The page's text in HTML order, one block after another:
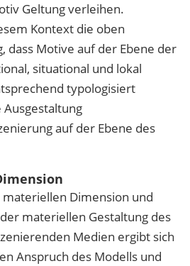
Geltung verleihen.
Kontext die oben
dass Motive auf der Ebene der
situational und lokal
typologisiert
auf der Ebene des
materiellen Dimension und
materiellen Gestaltung des
Medien ergibt sich
Anspruch des Modells und